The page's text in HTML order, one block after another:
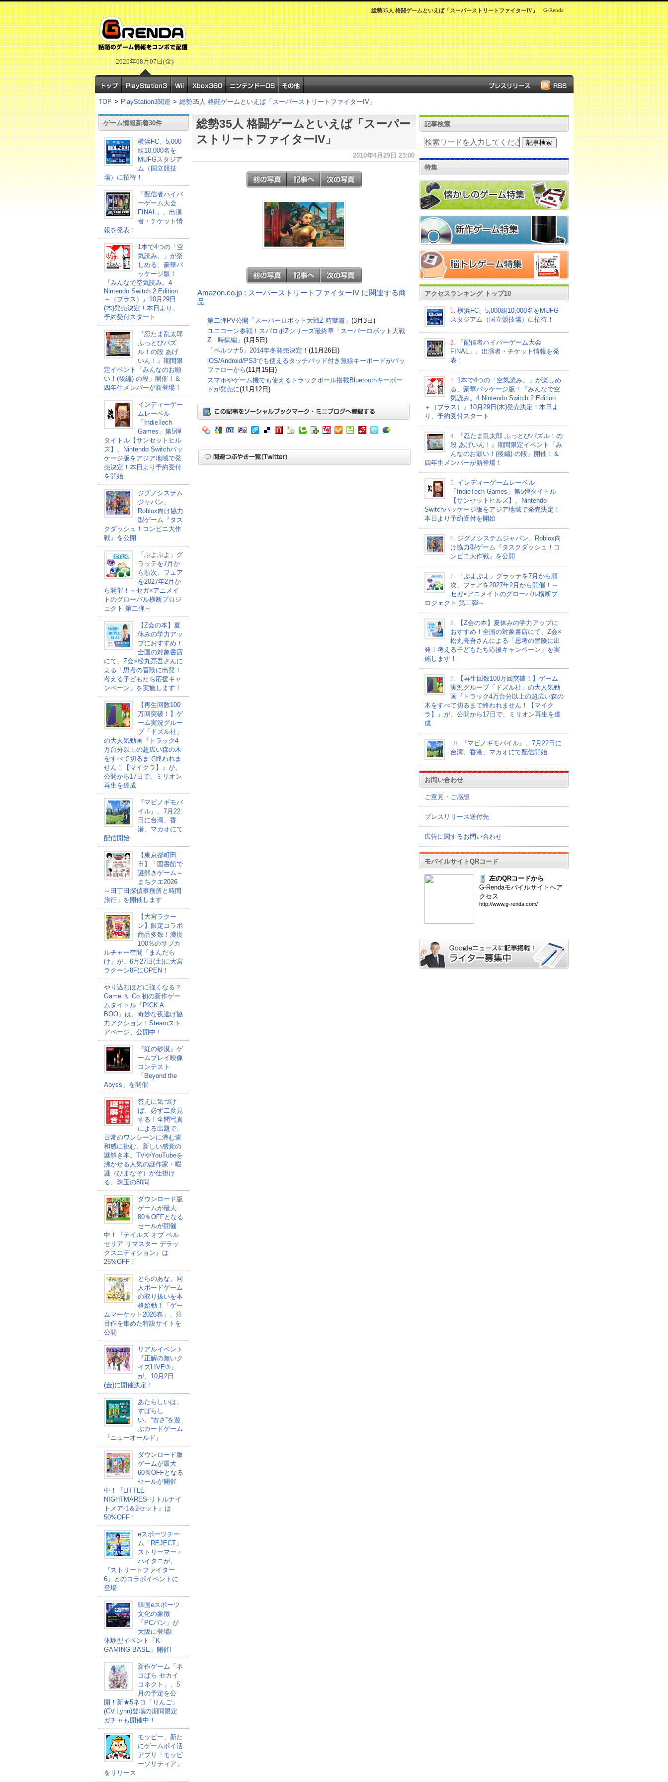
2026年08月07日(金)
G-Renda
総勢35人 格闘ゲームといえば「スーパーストリートファイターIV」
TOP > PlayStation3関連 > 総勢35人 格闘ゲームといえば「スーパーストリートファイターIV」
ゲーム情報新着30件
横浜FC、5,000
組10,000名を
MUFGスタジア
ム（国立競技
場）に招待！
「配信者ハイパ
ーゲーム大会
FINAL」、出演
者・チケット情
報を発表！
1本で4つの「空
気読み。」が楽
しめる、豪華パ
ッケージ版！
『みんなで空気読み。4
Nintendo Switch 2 Edition
＋（プラス）』10月29日
(木)発売決定！本日より、
予約受付スタート
『忍たま乱太郎
ふっとびパズ
ル！の段 あげ
いん！』期間限
定イベント「みんなのお願
い！(後編) の段」開催！＆
四年生メンバーが新登場！
インディーゲー
ムレーベル
「IndieTech
Games」第5弾
タイトル【サンセットヒル
ズ】、Nintendo Switchパッ
ケージ版をアジア地域で発
売決定！本日より予約受付
を開始
ジグノシステム
ジャパン、
Roblox向け協力
型ゲーム『タス
クダッシュ！コンビニ大作
戦』を公開
「ぷよぷよ」グ
ラッテを7月か
ら順次、フェア
を2027年2月か
ら開催！～セガ×アニメイ
トのグローバル横断プロジ
ェクト 第二弾～
【Z会の本】夏
休みの学力アッ
プにおすすめ！
全国の対象書店
にて、Z会×松丸亮吾さんに
よる「思考の冒険に出発！
考える子どもたち応援キャ
ンペーン」を実施します！
【再生回数100
万回突破！】ゲ
ーム実況グルー
プ「ドズル社」
の大人気動画『トラック4
万台分以上の超広い森の木
をすべて切るまで終われま
せん！【マイクラ】』が、
公開から17日で、ミリオン
再生を達成
『マビノギモバ
イル』、7月22
日に台湾、香
港、マカオにて
配信開始
【東京都町田
市】「図書館で
謎解きゲーム～
まちクエ2026
～田丁田探偵事務所と時間
旅行」を開催します
【大宮ラクー
ン】限定コラボ
商品多数！濃度
100％のサブカ
ルチャー空間「まんだら
け」が、6月27日(土)に大宮
ラクーン8FにOPEN！
やり込むほどに強くなる？
Game ＆ Co.初の新作ゲー
ムタイトル『PICK A
BOO』は、奇妙な夜逃げ協
力アクション！Steamスト
アページ、公開中！
『紅の砂漠』ゲ
ームプレイ映像
コンテスト
「Beyond the
Abyss」を開催
答えに気づけ
ば、必ず二度見
する！全問写真
による出題で、
日常のワンシーンに潜む違
和感に挑む、新しい感覚の
謎解き本。TVやYouTubeを
沸かせる人気の謎作家・暇
謎（ひまなぞ）が仕掛け
る、珠玉の80問
ダウンロード版
ゲームが最大
80％OFFとなる
セールが開催
中！『テイルズ オブ ベル
セリア リマスター デラッ
クスエディション』は
26%OFF！
とらのあな、同
人ボードゲーム
の取り扱いを本
格始動！「ゲー
ムマーケット2026春」、注
目作を集めた特設サイトを
公開
リアルイベント
『正解の無いク
イズLIVE③』
が、10月2日
(金)に開催決定！
あたらしいは、
すばらし
い。“古さ”を遊
ぶカードゲーム
『ニューオールド』
ダウンロード版
ゲームが最大
60％OFFとなる
セールが開催
中！『LITTLE
NIGHTMARES-リトルナイ
トメア-1＆2セット』は
50%OFF！
eスポーツチー
ム「REJECT」
ストリーマー・
ハイタニが、
『ストリートファイター
6』とのコラボイベントに
登場
韓国eスポーツ
文化の象徴
「PCバン」が
大阪に登場!
体験型イベント「K-
GAMING BASE」開催!
新作ゲーム「ネ
コぱら セカイ
コネクト」、5
月の予定を公
開！新★5ネコ「りんご」
(CV.Lynn)登場の期間限定
ガチャも開催中！
モッピー、新た
にゲームポイ活
アプリ「モッピ
ーソリティア」
をリリース
総勢35人 格闘ゲームといえば「スーパー
ストリートファイターIV」
2010年4月29日 23:00
Amazon.co.jp : スーパーストリートファイターIV に関連する商
品
第二弾PV公開「スーパーロボット大戦Z 時獄篇」 (3月3日)
ユニコーン参戦！スパロボZシリーズ最終章「スーパーロボット大戦
Z 時獄編」 (1月5日)
「ペルソナ5」2014年冬発売決定！ (11月26日)
iOS/Android/PS3でも使えるタッチパッド付き無線キーボードがバッ
ファローから(11月15日)
スマホやゲーム機でも使えるトラックボール搭載Bluetoothキーボー
ドが発売に(11月12日)
記事検索
特集
アクセスランキング トップ10
1.
横浜FC、5,000組10,000名をMUFG
スタジアム（国立競技場）に招待！
2.
「配信者ハイパーゲーム大会
FINAL」、出演者・チケット情報を発
表！
3. 1本で4つの「空気読み。」が楽しめ
る、豪華パッケージ版！『みんなで空
気読み。4 Nintendo Switch 2 Edition
＋（プラス）』10月29日(木)発売決定！本日よ
り、予約受付スタート
4.
『忍たま乱太郎 ふっとびパズル！の
段 あげいん！』期間限定イベント「み
んなのお願い！(後編) の段」開催！＆
四年生メンバーが新登場！
5. インディーゲームレーベル
「IndieTech Games」第5弾タイトル
【サンセットヒルズ】、Nintendo
Switchパッケージ版をアジア地域で発売決定！
本日より予約受付を開始
6. ジグノシステムジャパン、Roblox向
け協力型ゲーム『タスクダッシュ！コ
ンビニ大作戦』を公開
7.
「ぷよぷよ」グラッテを7月から順
次、フェアを2027年2月から開催！～
セガ×アニメイトのグローバル横断プ
ロジェクト 第二弾～
8.
【Z会の本】夏休みの学力アップに
おすすめ！全国の対象書店にて、Z会×
松丸亮吾さんによる「思考の冒険に出
発！考える子どもたち応援キャンペーン」を実
施します！
9.
【再生回数100万回突破！】ゲーム
実況グループ「ドズル社」の大人気動
画『トラック4万台分以上の超広い森の
木をすべて切るまで終われません！【マイク
ラ】』が、公開から17日で、ミリオン再生を達
成
10.
『マビノギモバイル』、7月22日に
台湾、香港、マカオにて配信開始
お問い合わせ
ご意見・ご感想
プレスリリース送付先
広告に関するお問い合わせ
モバイルサイトQRコード
左のQRコードから
G-Rendaモバイルサイトへア
クセス
http://www.g-renda.com/